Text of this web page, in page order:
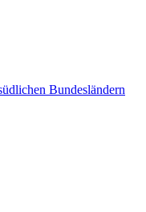
Bundesländern